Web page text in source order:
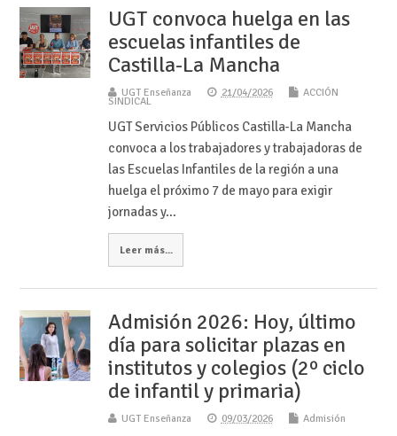
UGT convoca huelga en las
escuelas infantiles de
Castilla-La Mancha
UGT Enseñanza 21/04/2026 ACCIÓN
SINDICAL
UGT Servicios Públicos Castilla-La Mancha
convoca a los trabajadores y trabajadoras de
las Escuelas Infantiles de la región a una
huelga el próximo 7 de mayo para exigir
jornadas y…
Leer más...
Admisión 2026: Hoy, último
día para solicitar plazas en
institutos y colegios (2º ciclo
de infantil y primaria)
UGT Enseñanza 09/03/2026 Admisión